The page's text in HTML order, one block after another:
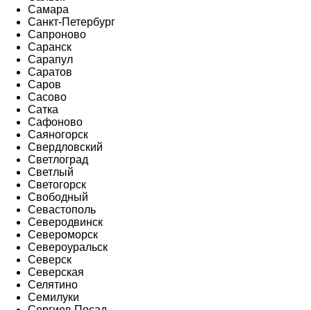
Самара
Санкт-Петербург
Сапроново
Саранск
Сарапул
Саратов
Саров
Сасово
Сатка
Сафоново
Саяногорск
Свердловский
Светлоград
Светлый
Светогорск
Свободный
Севастополь
Северодвинск
Североморск
Североуральск
Северск
Северская
Селятино
Семилуки